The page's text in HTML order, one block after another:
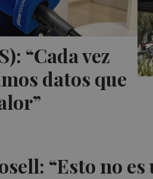
“Cada vez
datos que
“Esto no